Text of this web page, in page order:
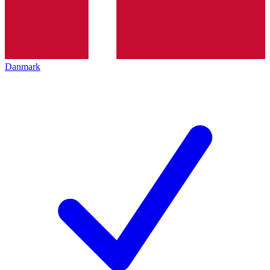
Danmark